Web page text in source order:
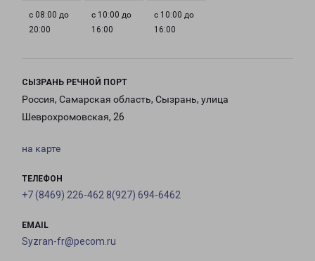
с 08:00 до
20:00
с 10:00 до
16:00
с 10:00 до
16:00
СЫЗРАНЬ РЕЧНОЙ ПОРТ
Россия, Самарская область, Сызрань, улица
Шеврохромовская, 26
на карте
ТЕЛЕФОН
+7 (8469) 226-462 8(927) 694-6462
EMAIL
Syzran-fr@pecom.ru